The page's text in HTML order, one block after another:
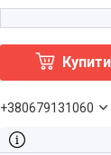
Купити
+380679131060